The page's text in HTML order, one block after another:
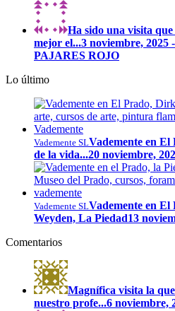
Ha sido una visita
mejor el...3 noviembre,
PAJARES ROJO
Lo último
Vademente SLVademente en
de la vida...20 noviembre,
Vademente SLVademente en
Weyden, La Piedad13
Comentarios
Magnífica visita la
nuestro profe...6 noviembre,